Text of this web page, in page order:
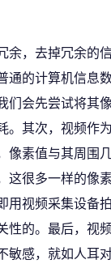
余，去掉冗余的
通的计算机信息
们会先尝试将其
。其次，视频作
像素值与其周围
这很多一样的像
用视频采集设备
性的。最后，视
敏感，就如人耳